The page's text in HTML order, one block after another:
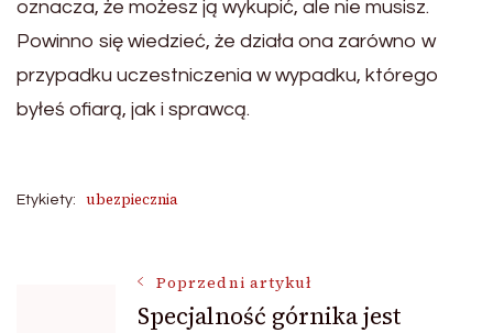
oznacza, że możesz ją wykupić, ale nie musisz.
Powinno się wiedzieć, że działa ona zarówno w
przypadku uczestniczenia w wypadku, którego
byłeś ofiarą, jak i sprawcą.
Etykiety: ubezpiecznia
NawigacjaPoprzedni artykuł
Specjalność górnika jest